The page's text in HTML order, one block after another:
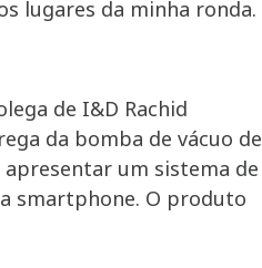
lugares da minha ronda.
de I&D Rachid
da bomba de vácuo de
apresentar um sistema de
smartphone. O produto